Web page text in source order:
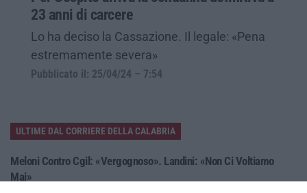
23 anni di carcere
Lo ha deciso la Cassazione. Il legale: «Pena
estremamente severa»
Pubblicato il: 25/04/24 – 7:54
ULTIME DAL CORRIERE DELLA CALABRIA
Meloni Contro Cgil: «Vergognoso». Landini: «Non Ci Voltiamo
Mai»